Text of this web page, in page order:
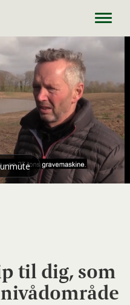
til dig, som